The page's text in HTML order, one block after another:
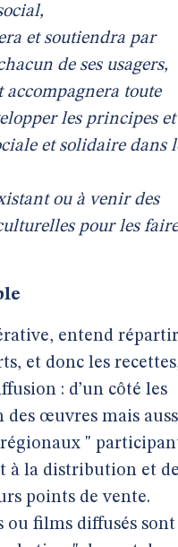
et soutiendra par
de ses usagers,
accompagnera toute
les principes et
et solidaire dans
ou à venir des
pour les faire
entend répartir
et donc les
: d’un côté les
des œuvres mais
"
à la distribution et
points de vente.
ou films diffusés sont